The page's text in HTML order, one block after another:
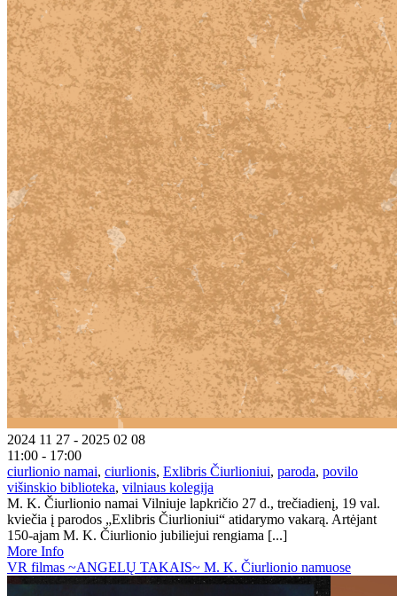
2024 11 27 - 2025 02 08
11:00 - 17:00
ciurlionio namai, ciurlionis, Exlibris Čiurlioniui, paroda, povilo
višinskio biblioteka, vilniaus kolegija
M. K. Čiurlionio namai Vilniuje lapkričio 27 d., trečiadienį, 19 val.
kviečia į parodos „Exlibris Čiurlioniui“ atidarymo vakarą. Artėjant
150-ajam M. K. Čiurlionio jubiliejui rengiama [...]
More Info
VR filmas ~ANGELŲ TAKAIS~ M. K. Čiurlionio namuose